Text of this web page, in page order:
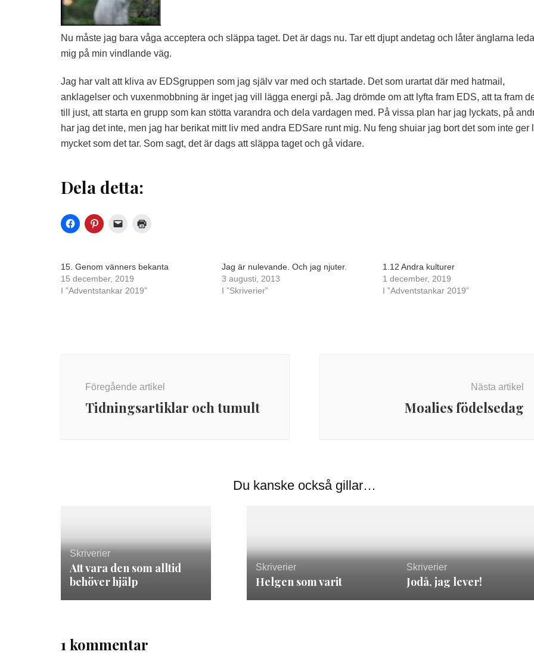
Nu måste jag bara våga acceptera och släppa taget. Det är dags nu. Tar ett djupt andetag och låter änglarna leda
mig på min vindlande väg.
Jag har valt att kliva av EDSgruppen som jag själv var med och startade. Det som urartat där med hatmail,
anklagelser och vuxenmobbning är inget jag vill lägga energi på. Jag drömde om att lyfta fram EDS, att ta fram
till just, att starta en grupp som kan stötta varandra och dela vardagen med. På vissa plan har jag lyckats, på
har jag det inte, men jag har berikat mitt liv med andra EDSare runt mig. Nu feng shuiar jag bort det som inte ger
mycket som det tar. Som sagt, det är dags att släppa taget och gå vidare.
Dela detta:
15. Genom vänners bekanta
15 december, 2019
I ”Adventstankar 2019”
Jag är nulevande. Och jag njuter.
3 augusti, 2013
I ”Skriverier”
1.12 Andra kulturer
1 december, 2019
I ”Adventstankar 2019”
Föregående artikel
Tidningsartiklar och tumult
Nästa artikel
Moalies födelsedag
Du kanske också gillar…
Skriverier
Att vara den som alltid
behöver hjälp
Skriverier
Helgen som varit
Skriverier
Jodå, jag lever!
1 kommentar